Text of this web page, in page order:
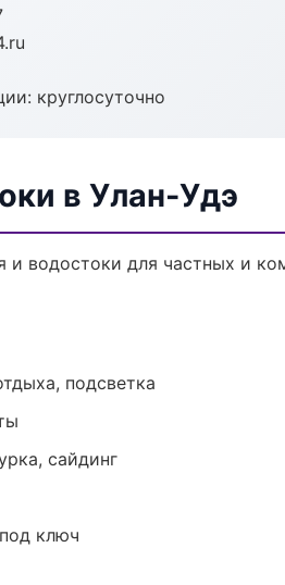
круглосуточно
в Улан-Удэ
и водостоки для частных и
подсветка
сайдинг
ключ